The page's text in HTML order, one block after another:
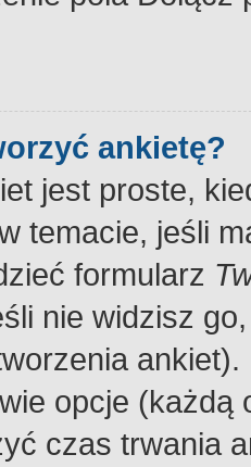
ankietę?
jest proste,
temacie, jeśli
formularz
nie widzisz
opcje
czas trwania